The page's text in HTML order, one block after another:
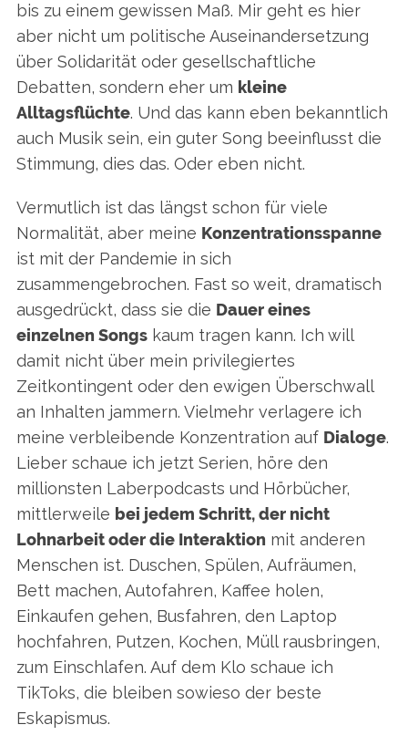
bis zu einem gewissen Maß. Mir geht es hier
aber nicht um politische Auseinandersetzung
über Solidarität oder gesellschaftliche
Debatten, sondern eher um kleine
Alltagsflüchte. Und das kann eben bekanntlich
auch Musik sein, ein guter Song beeinflusst die
Stimmung, dies das. Oder eben nicht.
Vermutlich ist das längst schon für viele
Normalität, aber meine Konzentrationsspanne
ist mit der Pandemie in sich
zusammengebrochen. Fast so weit, dramatisch
ausgedrückt, dass sie die Dauer eines
einzelnen Songskaum tragen kann. Ich will
damit nicht über mein privilegiertes
Zeitkontingent oder den ewigen Überschwall
an Inhalten jammern. Vielmehr verlagere ich
meine verbleibende Konzentration auf Dialoge.
Lieber schaue ich jetzt Serien, höre den
millionsten Laberpodcasts und Hörbücher,
mittlerweile bei jedem Schritt, der nicht
Lohnarbeit oder die Interaktion mit anderen
Menschen ist. Duschen, Spülen, Aufräumen,
Bett machen, Autofahren, Kaffee holen,
Einkaufen gehen, Busfahren, den Laptop
hochfahren, Putzen, Kochen, Müll rausbringen,
zum Einschlafen. Auf dem Klo schaue ich
TikToks, die bleiben sowieso der beste
Eskapismus.